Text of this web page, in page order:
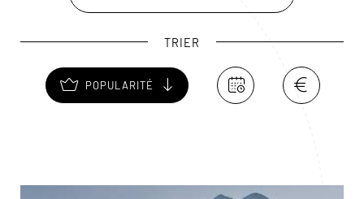
devient trop lourde, on embarque à bord d’un
Thonburi, sur l’autre rive du fleuve.
TRIER
POPULARITÉ